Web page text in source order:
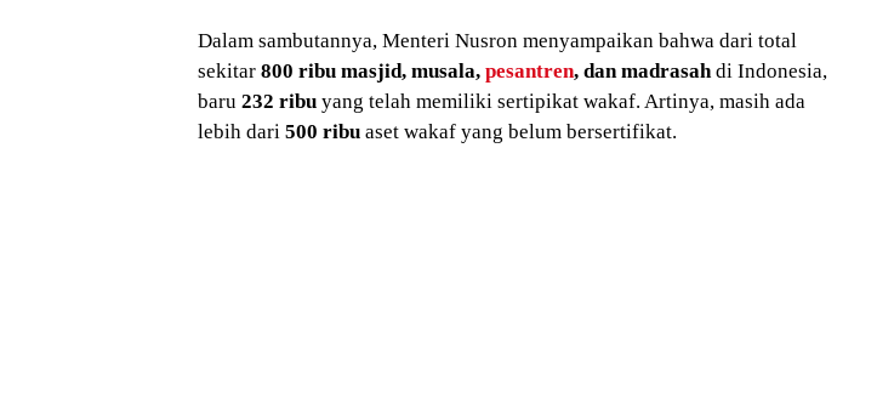
Dalam sambutannya, Menteri Nusron menyampaikan bahwa dari total
sekitar 800 ribu masjid, musala, pesantren, dan madrasahdi Indonesia,
baru 232 ribu yang telah memiliki sertipikat wakaf. Artinya, masih ada
lebih dari 500 ribu aset wakaf yang belum bersertifikat.